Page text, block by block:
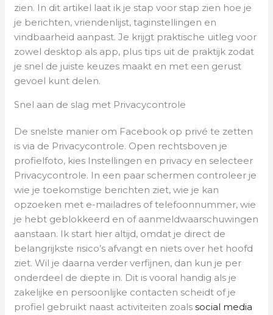
zien. In dit artikel laat ik je stap voor stap zien hoe je
je berichten, vriendenlijst, taginstellingen en
vindbaarheid aanpast. Je krijgt praktische uitleg voor
zowel desktop als app, plus tips uit de praktijk zodat
je snel de juiste keuzes maakt en met een gerust
gevoel kunt delen.
Snel aan de slag met Privacycontrole
De snelste manier om Facebook op privé te zetten
is via de Privacycontrole. Open rechtsboven je
profielfoto, kies Instellingen en privacy en selecteer
Privacycontrole. In een paar schermen controleer je
wie je toekomstige berichten ziet, wie je kan
opzoeken met e-mailadres of telefoonnummer, wie
je hebt geblokkeerd en of aanmeldwaarschuwingen
aanstaan. Ik start hier altijd, omdat je direct de
belangrijkste risico’s afvangt en niets over het hoofd
ziet. Wil je daarna verder verfijnen, dan kun je per
onderdeel de diepte in. Dit is vooral handig als je
zakelijke en persoonlijke contacten scheidt of je
profiel gebruikt naast activiteiten zoalssocial media